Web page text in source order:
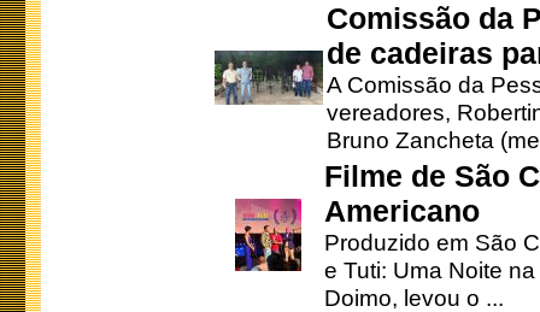
Comissão da
de cadeiras
A Comissão da
vereadores,
Bruno Zancheta
Filme de São
Americano
Produzido em São
e Tuti: Uma Noite
Doimo, levou o ...